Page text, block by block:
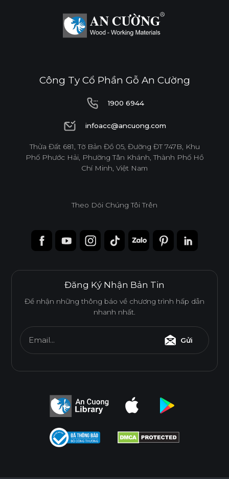
Công Ty Cổ Phần Gỗ An Cường
1900 6944
1900 6944
infoacc@ancuong.com
infoacc@ancuong.com
Thửa Đất 681, Tờ Bản Đồ 05, Đường ĐT 747B, Khu
Phố Phước Hải, Phường Tân Khánh, Thành Phố Hồ
Chí Minh, Việt Nam
Theo Dõi Chúng Tôi Trên
Đăng Ký Nhận Bản Tin
Để nhận những thông báo về chương trình hấp dẫn
nhanh nhất.
Email... Gửi